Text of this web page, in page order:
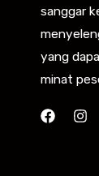
sanggar
yang
minat